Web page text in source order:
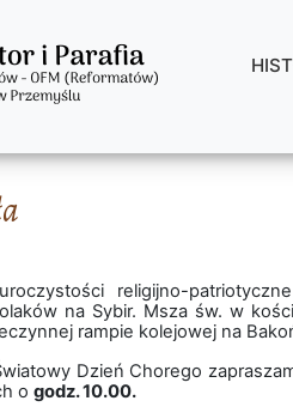
religijno-
na Sybir. Msza św. w
rampie kolejowej na
Dzień Chorego
o godz. 10.00.